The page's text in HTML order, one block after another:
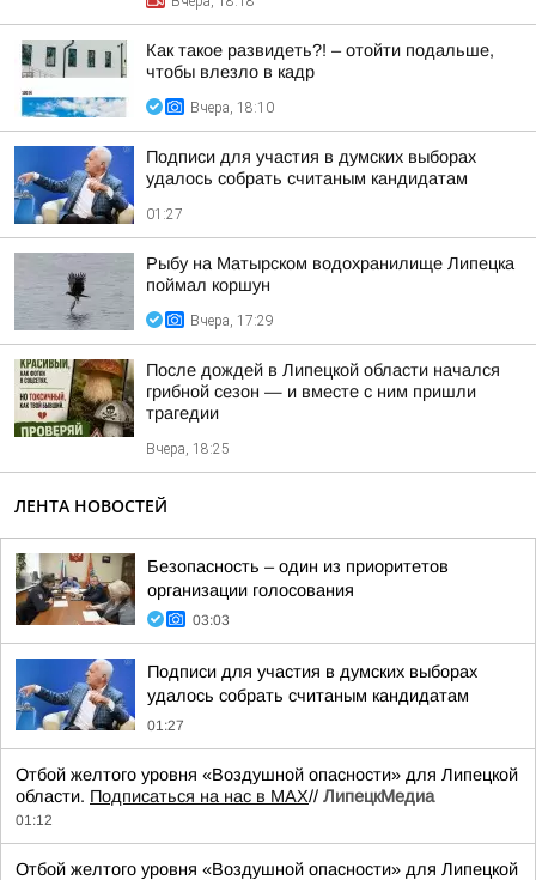
Как такое развидеть?! – отойти подальше,
чтобы влезло в кадр
Вчера, 18:10
Подписи для участия в думских выборах
удалось собрать считаным кандидатам
01:27
Рыбу на Матырском водохранилище Липецка
поймал коршун
Вчера, 17:29
После дождей в Липецкой области начался
грибной сезон — и вместе с ним пришли
трагедии
Вчера, 18:25
ЛЕНТА НОВОСТЕЙ
Безопасность – один из приоритетов
организации голосования
03:03
Подписи для участия в думских выборах
удалось собрать считаным кандидатам
01:27
Отбой желтого уровня «Воздушной опасности» для Липецкой
области. Подписаться на нас в МАХ// ЛипецкМедиа
01:12
Отбой желтого уровня «Воздушной опасности» для Липецкой